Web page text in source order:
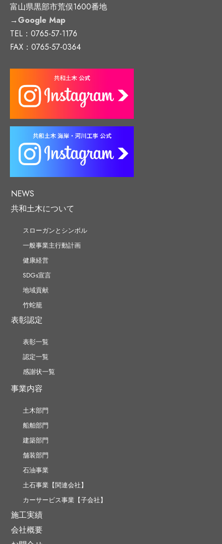
富山県黒部市荒俣1600番地
→Google Map
TEL：0765-57-1176
FAX：0765-57-0364
NEWS
共和土木について
スローガンとシンボル
一般事業主行動計画
健康経営
SDGs宣言
地域貢献
竹蛇籠
表彰認定
表彰一覧
認定一覧
感謝状一覧
事業内容
土木部門
船舶部門
建築部門
舗装部門
石油事業
土石事業【関連会社】
カーサービス事業【子会社】
施工実績
会社概要